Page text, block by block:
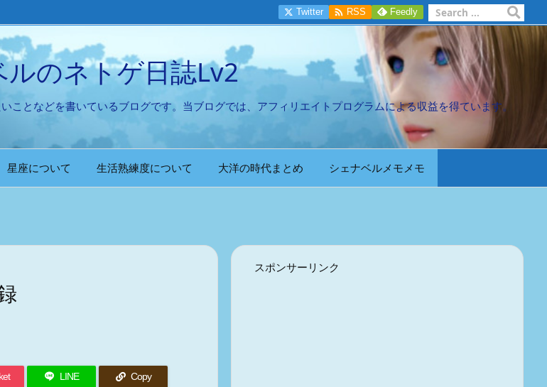
のネトゲ日誌Lv2
となどを書いているブログです。当ブログでは、アフィリエイトプログラムによる収益を得ています。
星座について 生活熟練度について 大洋の時代まとめ シェナベルメモメモ
Twitter  RSS Feedly
LINE Copy
スポンサーリンク